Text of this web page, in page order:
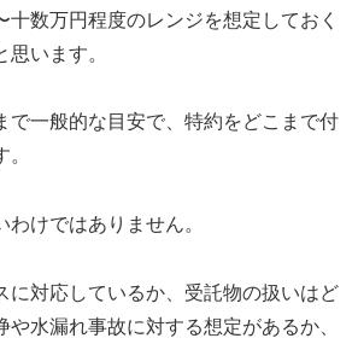
十数万円程度のレンジを想定しておく
います。
で一般的な目安で、特約をどこまで付
けではありません。
に対応しているか、受託物の扱いはど
や水漏れ事故に対する想定があるか、